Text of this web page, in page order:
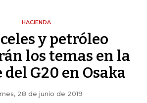
HACIENDA
y petróleo
los temas en la
G20 en Osaka
28 de junio de 2019